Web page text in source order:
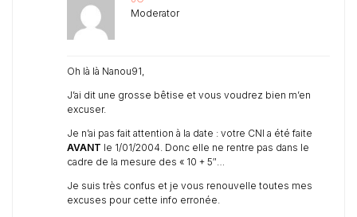
Moderator
Oh là là Nanou91,
J’ai dit une grosse bêtise et vous voudrez bien m’en
excuser.
Je n’ai pas fait attention à la date : votre CNI a été faite
AVANT le 1/01/2004. Donc elle ne rentre pas dans le
cadre de la mesure des « 10 + 5″…
Je suis très confus et je vous renouvelle toutes mes
excuses pour cette info erronée.